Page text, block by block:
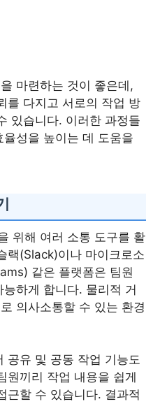
마련하는 것이 좋은데,
를 다지고 서로의 작업 방
있습니다. 이러한 과정들
성을 높이는 데 도움을
위해 여러 소통 도구를 활
랙(Slack)이나 마이크로소
같은 플랫폼은 팀원
하게 합니다. 물리적 거
의사소통할 수 있는 환경
공유 및 공동 작업 기능도
원끼리 작업 내용을 쉽게
근할 수 있습니다. 결과적